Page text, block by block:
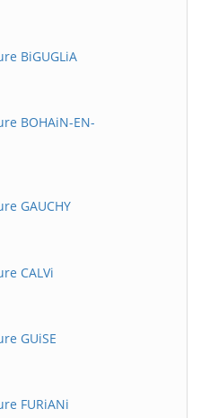
BiGUGLiA
BOHAiN-EN-
GAUCHY
CALVi
GUiSE
FURiANi